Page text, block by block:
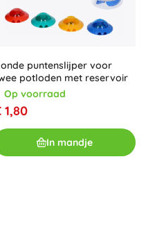
puntenslijper voor
potloden met reservoir
Op voorraad
1,80
In mandje